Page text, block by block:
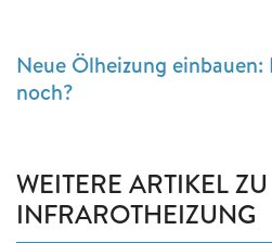
Neue Ölheizung
noch?
WEITERE ARTIKEL ZU
INFRAROTHEIZUNG